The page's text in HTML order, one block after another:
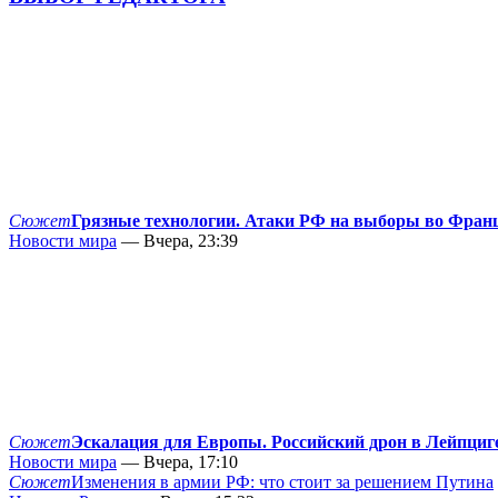
СюжетГрязные технологии. Атаки РФ на выборы во
Новости мира — Вчера, 23:39
СюжетЭскалация для Европы. Российский дрон в
Новости мира — Вчера, 17:10
СюжетИзменения в армии РФ: что стоит за решением Путина